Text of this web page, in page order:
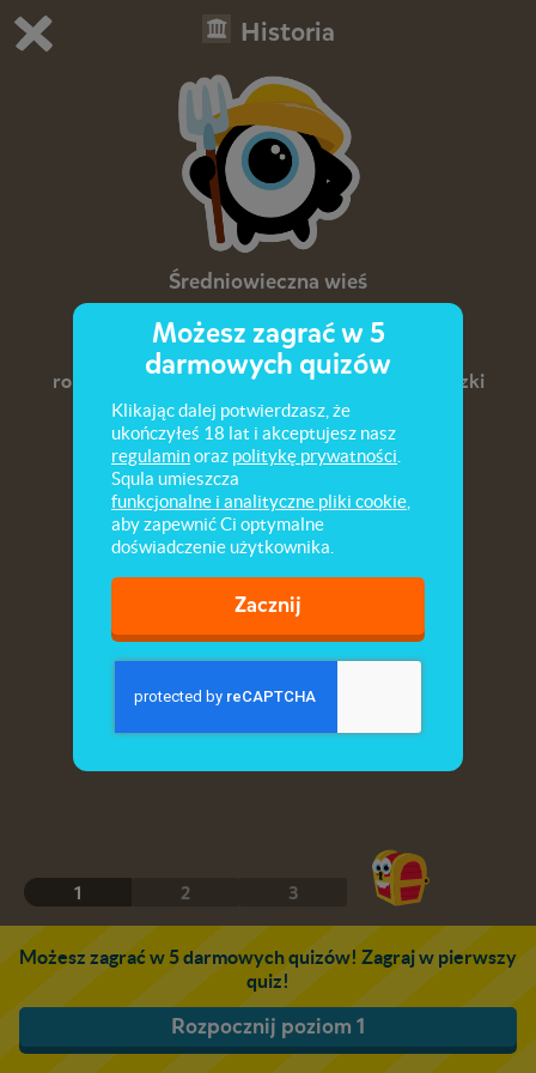
Grasz w wersję demonstracyjną Squli
Kup teraz!
1
Historia
Średniowieczna wieś
Organizacja wsi średniowiecznej. Narzędzia
rolnicze i techniki uprawy ziemi. Prawa i obowiązki
chłopów średniowiecznych. Status prawny
chłopów.
1 2 3
Możesz zagrać w 5 darmowych quizów! Zagraj w pierwszy
quiz!
Rozpocznij poziom 1
Możesz zagrać w 5
darmowych quizów
Klikając dalej potwierdzasz, że
ukończyłeś 18 lat i akceptujesz nasz
regulaminoraz politykę prywatności
Squla umieszcza
funkcjonalne i analityczne pliki cookie
aby zapewnić Ci optymalne
doświadczenie użytkownika.
Zacznij